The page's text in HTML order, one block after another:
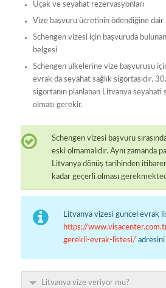
Uçak ve seyahat rezervasyonları
Vize başvuru ücretinin ödendiğine dair
Schengen vizesi için başvuruda
belgesi
Schengen ülkelerine vize başvurusu
evrak da seyahat sağlık sigortasıdır.
sigortanın planlanan Litvanya seyahati
olması gerekir.
Schengen vizesi başvuru
eski olmamalıdır. Aynı zamanda
Litvanya dönüş tarihinden
kadar geçerli olması
Litvanya vizesi güncel evrak
https://
gerekli-evrak-listesi/
Litvanya vize veriyor mu?